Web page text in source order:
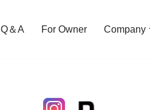
Q＆A For Owner Company